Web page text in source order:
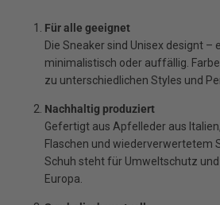
Für alle geeignet
Die Sneaker sind Unisex designt –
minimalistisch oder auffällig.
zu unterschiedlichen Styles und
Nachhaltig produziert
Gefertigt aus Apfelleder aus
Flaschen und wiederverwertetem
Schuh steht für Umweltschutz
Europa.